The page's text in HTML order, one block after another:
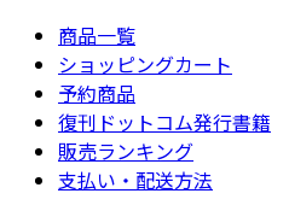
商品一覧
ショッピングカート
予約商品
復刊ドットコム発行書籍
販売ランキング
支払い・配送方法